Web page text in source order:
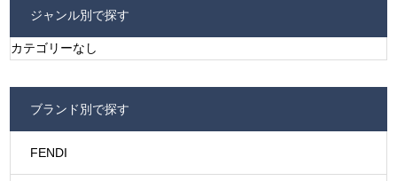
ジャンル別で探す
カテゴリーなし
ブランド別で探す
FENDI